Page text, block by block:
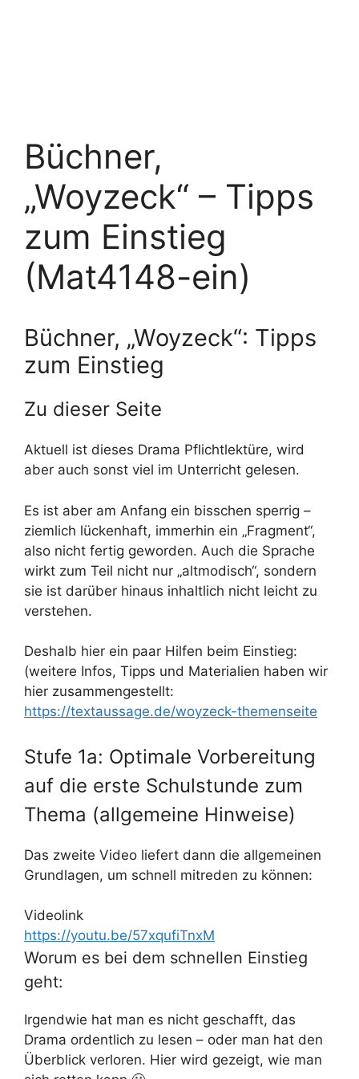
Büchner,
„Woyzeck“ – Tipps
zum Einstieg
(Mat4148-ein)
Büchner, „Woyzeck“: Tipps
zum Einstieg
Zu dieser Seite
Aktuell ist dieses Drama Pflichtlektüre, wird
aber auch sonst viel im Unterricht gelesen.
Es ist aber am Anfang ein bisschen sperrig –
ziemlich lückenhaft, immerhin ein „Fragment“,
also nicht fertig geworden. Auch die Sprache
wirkt zum Teil nicht nur „altmodisch“, sondern
sie ist darüber hinaus inhaltlich nicht leicht zu
verstehen.
Deshalb hier ein paar Hilfen beim Einstieg:
(weitere Infos, Tipps und Materialien haben wir
hier zusammengestellt:
https://textaussage.de/woyzeck-themenseite
Stufe 1a: Optimale Vorbereitung
auf die erste Schulstunde zum
Thema (allgemeine Hinweise)
Das zweite Video liefert dann die allgemeinen
Grundlagen, um schnell mitreden zu können:
Videolink
https://youtu.be/57xqufiTnxM
Worum es bei dem schnellen Einstieg
geht:
Irgendwie hat man es nicht geschafft, das
Drama ordentlich zu lesen – oder man hat den
Überblick verloren. Hier wird gezeigt, wie man